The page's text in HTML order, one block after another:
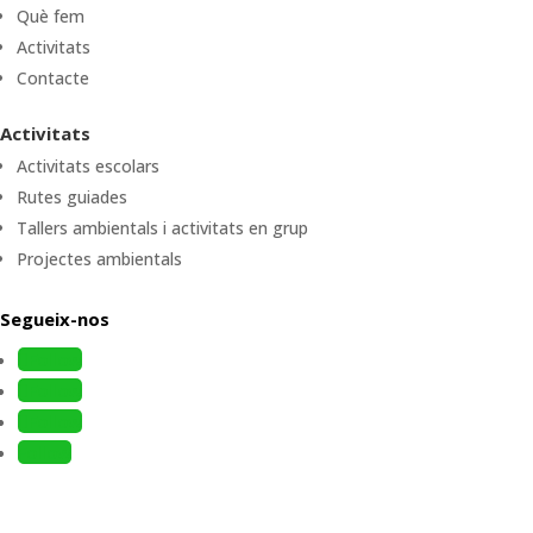
Què fem
Activitats
Contacte
Activitats
Activitats escolars
Rutes guiades
Tallers ambientals i activitats en grup
Projectes ambientals
Segueix-nos
Follow
Follow
Follow
Follow